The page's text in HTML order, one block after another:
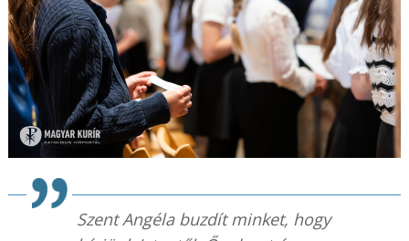
Szent Angéla buzdít minket, hogy